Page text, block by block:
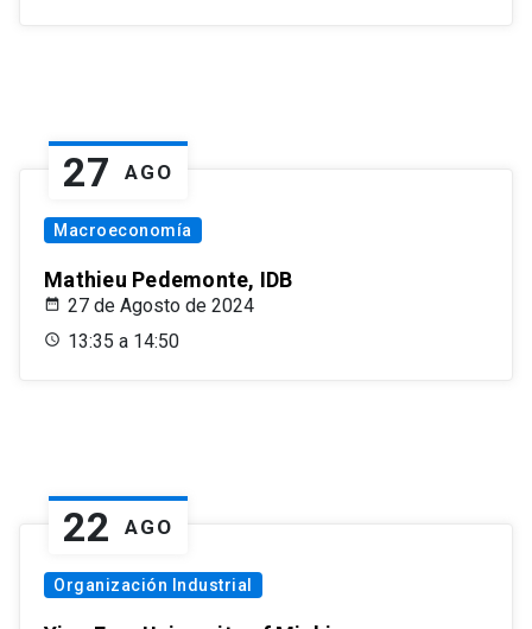
27 AGO
Macroeconomía
Mathieu Pedemonte, IDB
27 de Agosto de 2024
13:35 a 14:50
22 AGO
Organización Industrial